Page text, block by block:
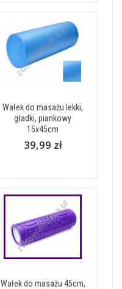
Wałek do masażu lekki,
gładki, piankowy
15x45cm
39,99 zł
Wałek do masażu 45cm,